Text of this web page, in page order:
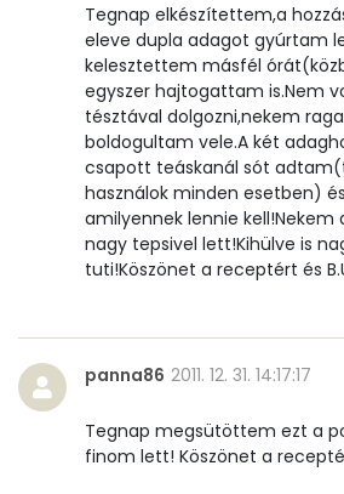
Tegnap elkészítettem,a
eleve dupla adagot gyúrtam
kelesztettem másfél
egyszer hajtogattam is.Nem
tésztával dolgozni,nekem
boldogultam vele.A két
csapott teáskanál sót
használok minden esetben)
amilyennek lennie kell!Nekem
nagy tepsivel lett!Kihülve is
tuti!Köszönet a receptért és
panna86 2011. 12. 31. 14:17:17
Tegnap megsütöttem ezt a
finom lett! Köszönet a